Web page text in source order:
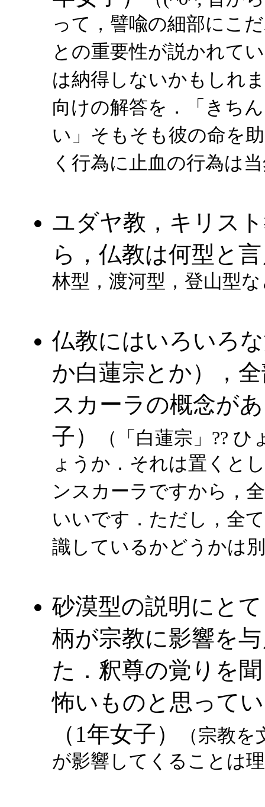
って，譬喩の細部にこ
との重要性が説かれて
は納得しないかもしれ
向けの解答を．「きち
い」そもそも彼の命を
く行為に止血の行為は
ユダヤ教，キリス
ら，仏教は何型と
林型，渡河型，登山型
仏教にはいろいろ
か白蓮宗とか），
スカーラの概念が
子）
（「白蓮宗」??
ょうか．それは置くと
ンスカーラですから，
いいです．ただし，全
識しているかどうかは
砂漠型の説明にと
柄が宗教に影響を
た．釈尊の覚りを
怖いものと思って
（1年女子）
（宗教
が影響してくることは